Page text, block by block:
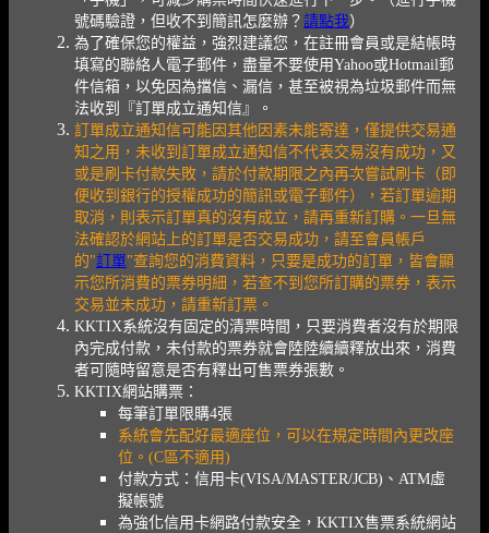
號碼驗證，但收不到簡訊怎麼辦？ 請點我）
為了確保您的權益，強烈建議您，在註冊會員或是結帳時
填寫的聯絡人電子郵件，盡量不要使用Yahoo或Hotmail郵
件信箱，以免因為擋信、漏信，甚至被視為垃圾郵件而無
法收到『訂單成立通知信』。
訂單成立通知信可能因其他因素未能寄達，僅提供交易通
知之用，未收到訂單成立通知信不代表交易沒有成功，又
或是刷卡付款失敗，請於付款期限之內再次嘗試刷卡（即
便收到銀行的授權成功的簡訊或電子郵件），若訂單逾期
取消，則表示訂單真的沒有成立，請再重新訂購。一旦無
法確認於網站上的訂單是否交易成功，請至會員帳戶
的"訂單"查詢您的消費資料，只要是成功的訂單，皆會顯
示您所消費的票券明細，若查不到您所訂購的票券，表示
交易並未成功，請重新訂票。
KKTIX系統沒有固定的清票時間，只要消費者沒有於期限
內完成付款，未付款的票券就會陸陸續續釋放出來，消費
者可隨時留意是否有釋出可售票券張數。
KKTIX網站購票：
每筆訂單限購4張
系統會先配好最適座位，可以在規定時間內更改座
位。(C區不適用)
付款方式：信用卡(VISA/MASTER/JCB)、ATM虛
擬帳號
為強化信用卡網路付款安全，KKTIX售票系統網站